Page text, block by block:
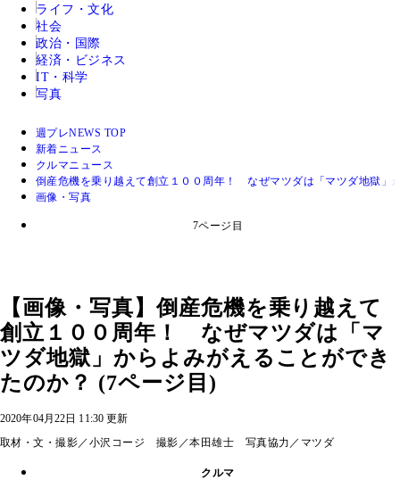
ライフ・文化
社会
政治・国際
経済・ビジネス
IT・科学
写真
週プレNEWS TOP
新着ニュース
クルマニュース
倒産危機を乗り越えて創立１００周年！ なぜマツダは「マツダ地獄」
画像・写真
7ページ目
【画像・写真】倒産危機を乗り越えて
創立１００周年！ なぜマツダは「マ
ツダ地獄」からよみがえることができ
たのか？ (7ページ目)
2020年04月22日 11:30 更新
取材・文・撮影／小沢コージ 撮影／本田雄士 写真協力／マツダ
クルマ